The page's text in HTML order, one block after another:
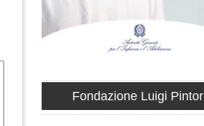
Fondazione Luigi Pintor